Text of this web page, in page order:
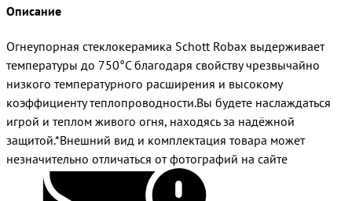
Описание
Огнеупорная стеклокерамика Schott Robax выдерживает
температуры до 750°С благодаря свойству чрезвычайно
низкого температурного расширения и высокому
коэффициенту теплопроводности.Вы будете наслаждаться
игрой и теплом живого огня, находясь за надёжной
защитой.*Внешний вид и комплектация товара может
незначительно отличаться от фотографий на сайте